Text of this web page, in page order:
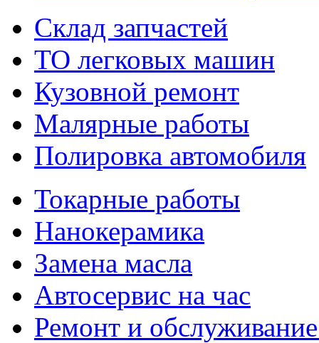
Склад запчастей
ТО легковых машин
Кузовной ремонт
Малярные работы
Полировка автомобиля
Токарные работы
Нанокерамика
Замена масла
Автосервис на час
Ремонт и